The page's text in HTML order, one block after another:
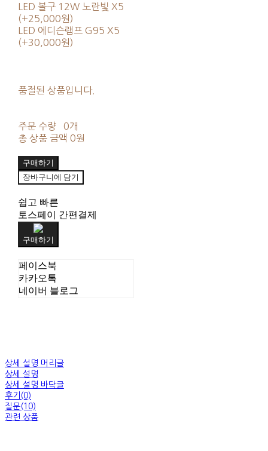
LED 볼구 12W 노란빛 X5
(+25,000원)
LED 에디슨램프 G95 X5
(+30,000원)
품절된 상품입니다.
주문 수량
0개
총 상품 금액 0원
구매하기
장바구니에 담기
쉽고 빠른
토스페이 간편결제
구매하기
페이스북
카카오톡
네이버 블로그
상세 설명 머리글
상세 설명
상세 설명 바닥글
후기(0)
질문(10)
관련 상품